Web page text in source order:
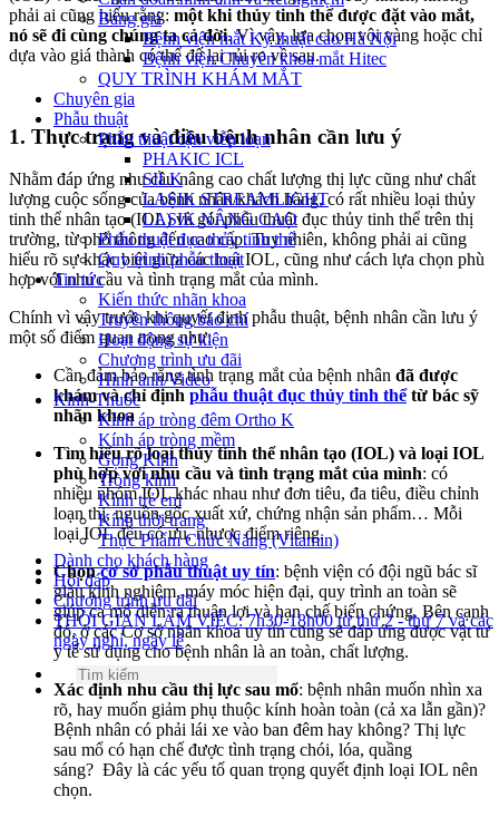
Bảng giá
Bệnh viện mắt Kỹ thuật cao Hà Nội
Bệnh viện Chuyên khoa mắt Hitec
QUY TRÌNH KHÁM MẮT
Chuyên gia
Phẫu thuật
Phẫu thuật cận viễn loạn
PHAKIC ICL
SILK
LASIK STREAMLIGHT
LASIK NÂNG CAO
Phẩu thuật đục thủy tinh thể
Quy trình phẫu thuật
Tin tức
Kiến thức nhãn khoa
Truyền thông báo chí
Hoạt động sự kiện
Chương trình ưu đãi
Hình ảnh/Video
Kính-Thuốc
Kính áp tròng đêm Ortho K
Kính áp tròng mềm
Gọng Kính
Tròng kính
Kính trẻ em
Kính thời trang
Thực Phẩm Chức Năng (Vitamin)
Dành cho khách hàng
Hỏi đáp
Chương trình ưu đãi
THỜI GIAN LÀM VIỆC: 7h30-18h00 từ thứ 2 - thứ 7 và các
ngày nghỉ, ngày lễ
phải ai cũng hiểu rằng: một khi thủy tinh thể được đặt vào mắt,
nó sẽ đi cùng chúng ta cả đời. Vì vậy, lựa chọn vội vàng hoặc chỉ
dựa vào giá thành có thể để lại rủi ro về sau.
1. Thực trạng và điều bệnh nhân cần lưu ý
Nhằm đáp ứng nhu cầu nâng cao chất lượng thị lực cũng như chất
lượng cuộc sống của bệnh nhân/khách hàng, có rất nhiều loại thủy
tinh thể nhân tạo (IOL) và gói phẫu thuật đục thủy tinh thể trên thị
trường, từ phổ thông đến cao cấp. Tuy nhiên, không phải ai cũng
hiểu rõ sự khác biệt giữa các loại IOL, cũng như cách lựa chọn phù
hợp với nhu cầu và tình trạng mắt của mình.
Chính vì vậy trước khi quyết định phẫu thuật, bệnh nhân cần lưu ý
một số điểm quan trọng như:
Cần đảm bảo rằng tình trạng mắt của bệnh nhân đã được
khám và chỉ định phẫu thuật đục thủy tinh thểtừ bác sỹ
nhãn khoa
Tìm hiểu rõ loại thủy tinh thể nhân tạo (IOL) và loại IOL
phù hợp với nhu cầu và tình trạng mắt của mình: có
nhiều nhóm IOL khác nhau như đơn tiêu, đa tiêu, điều chỉnh
loạn thị, nguồn gốc xuất xứ, chứng nhận sản phẩm… Mỗi
loại IOL đều có ưu, nhược điểm riêng.
Chọncơ sở phẫu thuật uy tín: bệnh viện có đội ngũ bác sĩ
giàu kinh nghiệm, máy móc hiện đại, quy trình an toàn sẽ
giúp ca mổ diễn ra thuận lợi và hạn chế biến chứng. Bên cạnh
đó, ở các Cơ sở nhãn khoa uy tín cũng sẽ đáp ứng được vật tư
y tế sử dụng cho bệnh nhân là an toàn, chất lượng.
Xác định nhu cầu thị lực sau mổ: bệnh nhân muốn nhìn xa
rõ, hay muốn giảm phụ thuộc kính hoàn toàn (cả xa lẫn gần)?
Bệnh nhân có phải lái xe vào ban đêm hay không? Thị lực
sau mổ có hạn chế được tình trạng chói, lóa, quầng
sáng? Đây là các yếu tố quan trọng quyết định loại IOL nên
chọn.